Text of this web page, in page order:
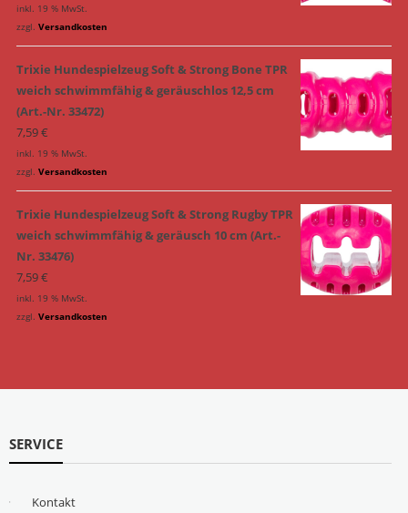
inkl. 19 % MwSt.
zzgl. Versandkosten
Trixie Hundespielzeug Soft & Strong Bone TPR
weich schwimmfähig & geräuschlos 12,5 cm
(Art.-Nr. 33472)
7,59€
inkl. 19 % MwSt.
zzgl. Versandkosten
Trixie Hundespielzeug Soft & Strong Rugby TPR
weich schwimmfähig & geräusch 10 cm (Art.-
Nr. 33476)
7,59€
inkl. 19 % MwSt.
zzgl. Versandkosten
SERVICE
Kontakt